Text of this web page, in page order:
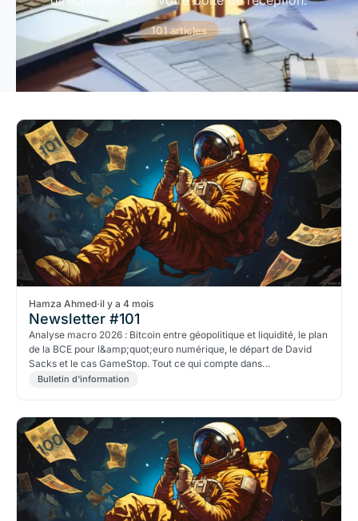
101 articles
Hamza Ahmed·il y a 4 mois
Newsletter #101
Analyse macro 2026 : Bitcoin entre géopolitique et liquidité, le plan
de la BCE pour l&amp;quot;euro numérique, le départ de David
Sacks et le cas GameStop. Tout ce qui compte dans
l&amp;quot;univers crypto.
Bulletin d'information